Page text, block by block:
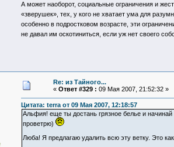
А может наоборот, социальные ограничения и
«зверушек», тех, у кого не хватает ума для
особенно в подростковом возрасте, эти
не давал им оскотиниться, если уж нет своего
Re: из Тайного...
« Ответ #329 : 09 Мая 2007, 21:52:32 »
Цитата: terra от 09 Мая 2007, 12:18:57
Альфия! еще ты достань грязное белье и
проветрю)
Люба! Я предлагаю удалить всю эту ветку. Это